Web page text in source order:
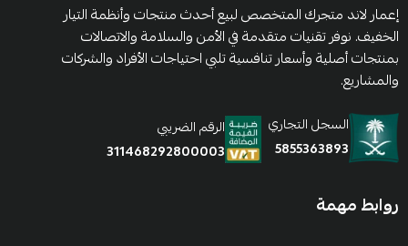
إعمار لاند متجرك المتخصص لبيع أحدث منتجات وأنظمة التيار
الخفيف. نوفر تقنيات متقدمة في الأمن والسلامة والاتصالات
بمنتجات أصلية وأسعار تنافسية تلبي احتياجات الأفراد والشركات
والمشاريع.
السجل التجاري
5855363893
الرقم الضريبي
311468292800003
روابط مهمة